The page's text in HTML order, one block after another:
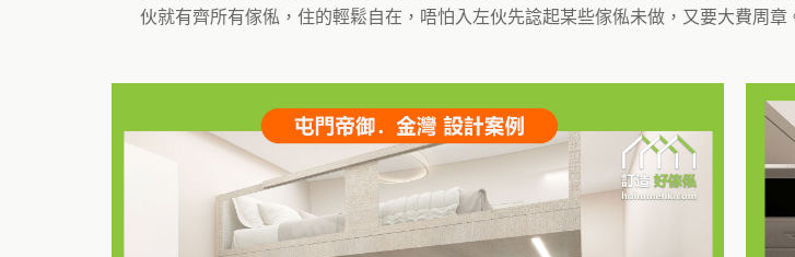
伙就有齊所有傢俬，住的輕鬆自在，唔怕入左伙先諗起某些傢俬未做，又要大費周